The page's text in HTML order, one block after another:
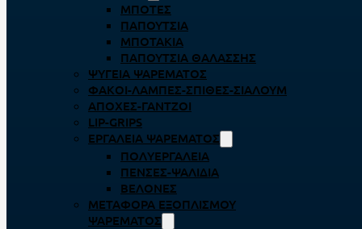
ΜΠΌΤΕΣ
ΠΑΠΟΎΤΣΙΑ
ΜΠΟΤΆΚΙΑ
ΠΑΠΟΎΤΣΙΑ ΘΑΛΆΣΣΗΣ
ΨΥΓΕΊΑ ΨΑΡΈΜΑΤΟΣ
ΦΑΚΟΊ-ΛΆΜΠΕΣ-ΣΠΊΘΕΣ-ΣΊΑΛΟΥΜ
ΑΠΌΧΕΣ-ΓΆΝΤΖΟΙ
LIP-GRIPS
EΡΓΑΛΕΊΑ ΨΑΡΈΜΑΤΟΣ
ΠΟΛΥΕΡΓΑΛΕΊΑ
ΠΈΝΣΕΣ-ΨΑΛΊΔΙΑ
ΒΕΛΌΝΕΣ
ΜΕΤΑΦΟΡΆ ΕΞΟΠΛΙΣΜΟΎ
ΨΑΡΈΜΑΤΟΣ